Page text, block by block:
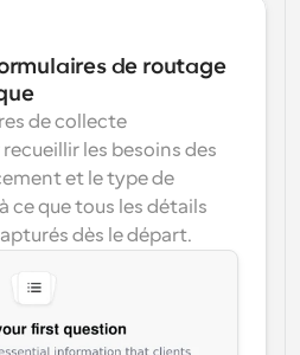
quelque chose se passe
de routage
de collecte
les besoins des
et le type de
ce que tous les détails
dès le départ.